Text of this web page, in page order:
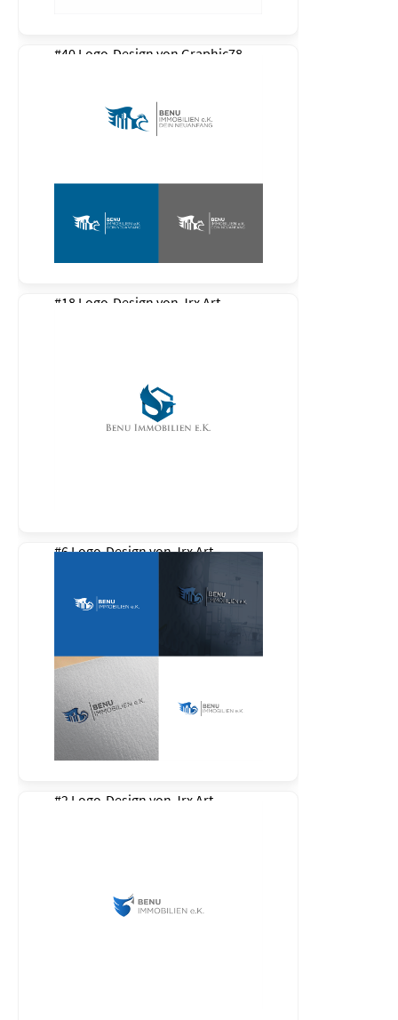
#40 Logo-Design von Graphic78
#18 Logo-Design von Jrx Art
#6 Logo-Design vonJrx Art
#2 Logo-Design von Jrx Art